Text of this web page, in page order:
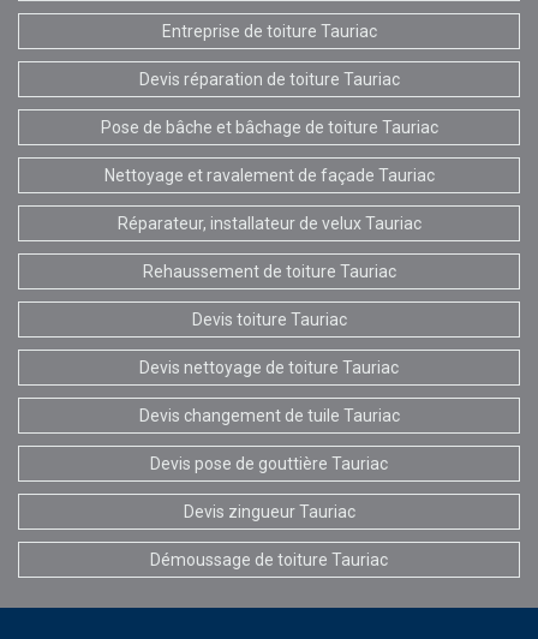
Entreprise de toiture Tauriac
Devis réparation de toiture Tauriac
Pose de bâche et bâchage de toiture Tauriac
Nettoyage et ravalement de façade Tauriac
Réparateur, installateur de velux Tauriac
Rehaussement de toiture Tauriac
Devis toiture Tauriac
Devis nettoyage de toiture Tauriac
Devis changement de tuile Tauriac
Devis pose de gouttière Tauriac
Devis zingueur Tauriac
Démoussage de toiture Tauriac